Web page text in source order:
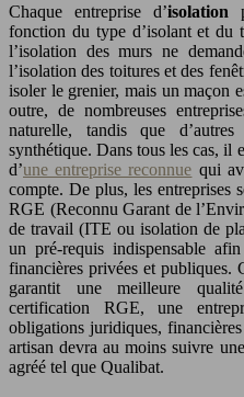
Chaque entreprise d’isolation
fonction du type d’isolant et du
l’isolation des murs ne
l’isolation des toitures et des
isoler le grenier, mais un maçon
outre, de nombreuses
naturelle, tandis que
synthétique. Dans tous les cas, il
d’une entreprise reconnue qui
compte. De plus, les entreprises
RGE (Reconnu Garant de
de travail (ITE ou isolation de
un pré-requis indispensable
financières privées et publiques.
garantit une meilleure
certification RGE, une
obligations juridiques,
artisan devra au moins suivre
agréé tel que Qualibat.